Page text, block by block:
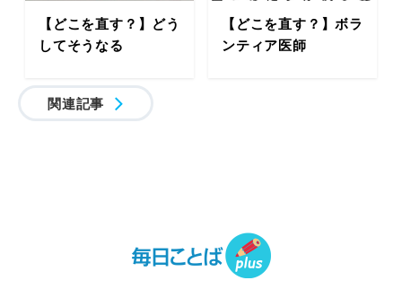
【どこを直す？】どう
してそうなる
【どこを直す？】ボラ
ンティア医師
関連記事